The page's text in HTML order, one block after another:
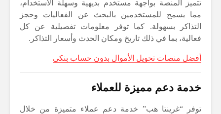
تتميز المنصة بواجهة مستخدم بديهية وسهلة الاستخدام،
مما يسمح للمستخدمين بالبحث عن الفعاليات وحجز
التذاكر بسهولة. كما توفر معلومات تفصيلية عن كل
فعالية، بما في ذلك تاريخ ومكان الحدث وأسعار التذاكر.
أفضل منصات تحويل الأموال بدون حساب بنكي
خدمة دعم مميزة للعملاء
توفر “غرينتا هب” خدمة دعم عملاء متميزة من خلال